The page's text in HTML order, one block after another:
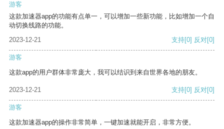
游客
这款加速器app的功能有点单一，可以增加一些新功能，比如增加一个自
动切换线路的功能。
2023-12-21
支持[0] 反对[0]
游客
这款app的用户群体非常庞大，我可以结识到来自世界各地的朋友。
2023-12-21 支持[0] 反对[0]
游客
这款加速器app的操作非常简单，一键加速就能开启，非常方便。